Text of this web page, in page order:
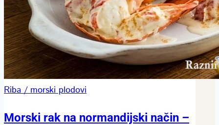
Riba / morski plodovi
Morski rak na normandijski način –